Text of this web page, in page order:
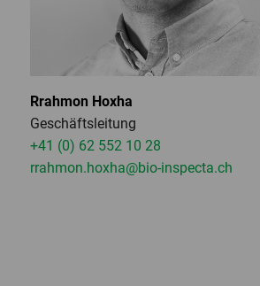
Rrahmon Hoxha
Geschäftsleitung
+41 (0) 62 552 10 28
rrahmon.hoxha@bio-inspecta.ch